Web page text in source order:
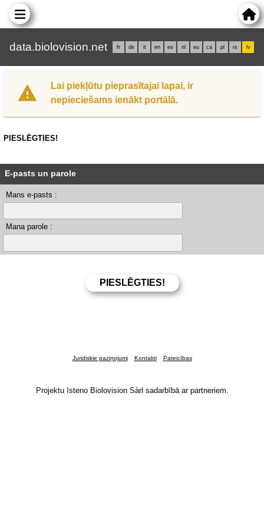
data.biolovision.net fr de it en es nl eu ca pl rs lv
Lai piekļūtu pieprasītajai lapai, ir
nepieciešams ienākt portālā.
PIESLĒGTIES!
E-pasts un parole
Mans e-pasts :
Mana parole :
Juridiskie paziņojumi Kontakti Pateicības
Projektu īsteno Biolovision Sàrl sadarbībā ar partneriem.